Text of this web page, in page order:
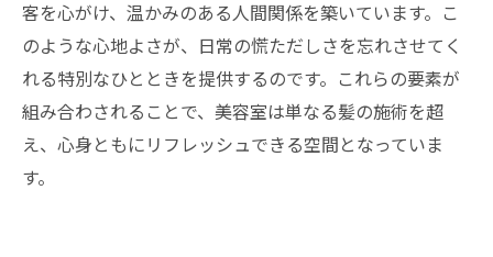
客を心がけ、温かみのある人間関係を築いています。こ
のような心地よさが、日常の慌ただしさを忘れさせてく
れる特別なひとときを提供するのです。これらの要素が
組み合わされることで、美容室は単なる髪の施術を超
え、心身ともにリフレッシュできる空間となっていま
す。